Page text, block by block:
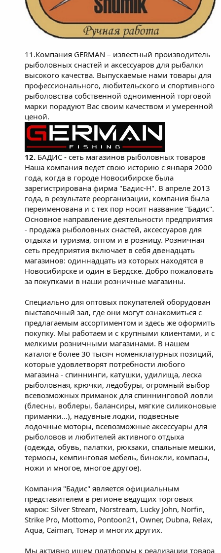
11.Компания GERMAN – известный производитель
рыболовных снастей и аксессуаров для рыбалки
высокого качества. Выпускаемые нами товары для
профессионального, любительского и спортивного
рыболовства собственной одноименной торговой
марки порадуют Вас своим качеством и умеренной
ценой.
12. БАДИС - сеть магазинов рыболовных товаров
Наша компания ведет свою историю с января 2000
года, когда в городе Новосибирске была
зарегистрирована фирма "Бадис-Н". В апреле 2013
года, в результате реорганизации, компания была
переименована и с тех пор носит название "Бадис".
Основное направление деятельности предприятия
- продажа рыболовных снастей, аксессуаров для
отдыха и туризма, оптом и в розницу. Розничная
сеть предприятия включает в себя двенадцать
магазинов: одиннадцать из которых находятся в
Новосибирске и один в Бердске. Добро пожаловать
за покупками в наши розничные магазины.
Специально для оптовых покупателей оборудован
выставочный зал, где они могут ознакомиться с
предлагаемым ассортиментом и здесь же оформить
покупку. Мы работаем и с крупными клиентами, и с
мелкими розничными магазинами. В нашем
каталоге более 30 тысяч номенклатурных позиций,
которые удовлетворят потребности любого
магазина - спиннинги, катушки, удилища, леска
рыболовная, крючки, ледобуры, огромный выбор
всевозможных приманок для спиннинговой ловли
(блесны, воблеры, балансиры, мягкие силиконовые
приманки...), надувные лодки, подвесные
лодочные моторы, всевозможные аксессуары для
рыболовов и любителей активного отдыха
(одежда, обувь, палатки, рюкзаки, спальные мешки,
термосы, кемпинговая мебель, бинокли, компасы,
ножи и многое, многое другое).
Компания "Бадис" является официальным
представителем в регионе ведущих торговых
марок: Silver Stream, Norstream, Lucky John, Norfin,
Strike Pro, Mottomo, Pontoon21, Owner, Dubna, Relax,
Aqua, Caiman, Тонар и многих других.
Мы активно ищем платформы к реализации товара